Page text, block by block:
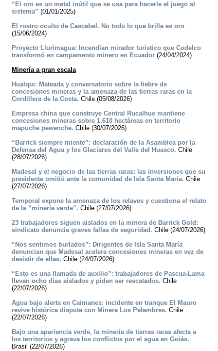
“El oro es un metal inútil que se usa para hacerle el juego al
sistema” (01/01/2025)
­El rostro oculto de Cascabel. No todo lo que brilla es oro
(15/06/2024)
Proyecto Llurimagua: Incendian mirador turístico que Codelco
transformó en campamento minero en Ecuador (24/04/2024)
Minería a gran escala
Hualqui: Mateada y conversatorio sobre la fiebre de
concesiones mineras y la amenaza de las tierras raras en la
Cordillera de la Costa. Chile (05/08/2026)
Empresa china que construye Central Rucalhue mantiene
concesiones mineras sobre 1.610 hectáreas en territorio
mapuche pewenche. Chile (30/07/2026)
“Barrick siempre miente”: declaración de la Asamblea por la
Defensa del Agua y los Glaciares del Valle del Huasco. Chile
(28/07/2026)
Madesal y el negocio de las tierras raras: las inversiones que su
presidente omitió ante la comunidad de Isla Santa María. Chile
(27/07/2026)
Temporal expone la amenaza de los relaves y cuestiona el relato
de la “minería verde”. Chile (27/07/2026)
23 trabajadores siguen aislados en la minera de Barrick Gold:
sindicato denuncia graves fallas de seguridad. Chile (24/07/2026)
“Nos sentimos burlados”: Dirigentes de Isla Santa María
denuncian que Madesal acelera concesiones mineras en vez de
desistir de ellas. Chile (24/07/2026)
“Esto es una llamada de auxilio”: trabajadores de Pascua-Lama
llevan ocho días aislados y piden ser rescatados. Chile
(22/07/2026)
Agua bajo alerta en Caimanes: incidente en tranque El Mauro
revive histórica disputa con Minera Los Pelambres. Chile
(22/07/2026)
Bajo una apariencia verde, la minería de tierras raras afecta a
los territorios y agrava los conflictos por el agua en Goiás.
Brasil (22/07/2026)